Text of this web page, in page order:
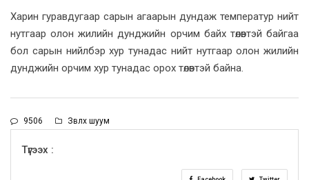
Харин гуравдугаар сарын агаарын дундаж температур нийт
нутгаар олон жилийн дунджийн орчим байх төлөвтэй байгаа
бол сарын нийлбэр хур тунадас нийт нутгаар олон жилийн
дунджийн орчим хур тунадас орох төлөвтэй байна.
9506 Зөвлөх шуум
Түгээх :